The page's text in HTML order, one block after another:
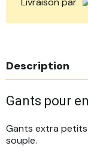
Description
Gants pour
Gants extra
souple.